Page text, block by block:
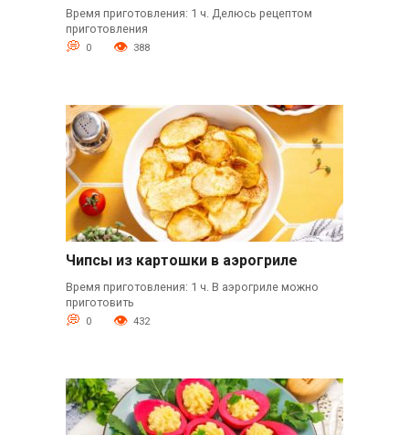
Время приготовления: 1 ч. Делюсь рецептом
приготовления
0 388
Чипсы из картошки в аэрогриле
Время приготовления: 1 ч. В аэрогриле можно
приготовить
0 432